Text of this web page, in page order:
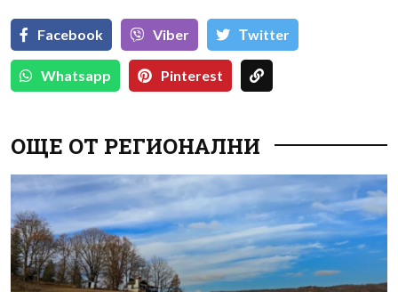
Facebook Viber Тwitter
Whatsapp Pinterest
ОЩЕ ОТ РЕГИОНАЛНИ